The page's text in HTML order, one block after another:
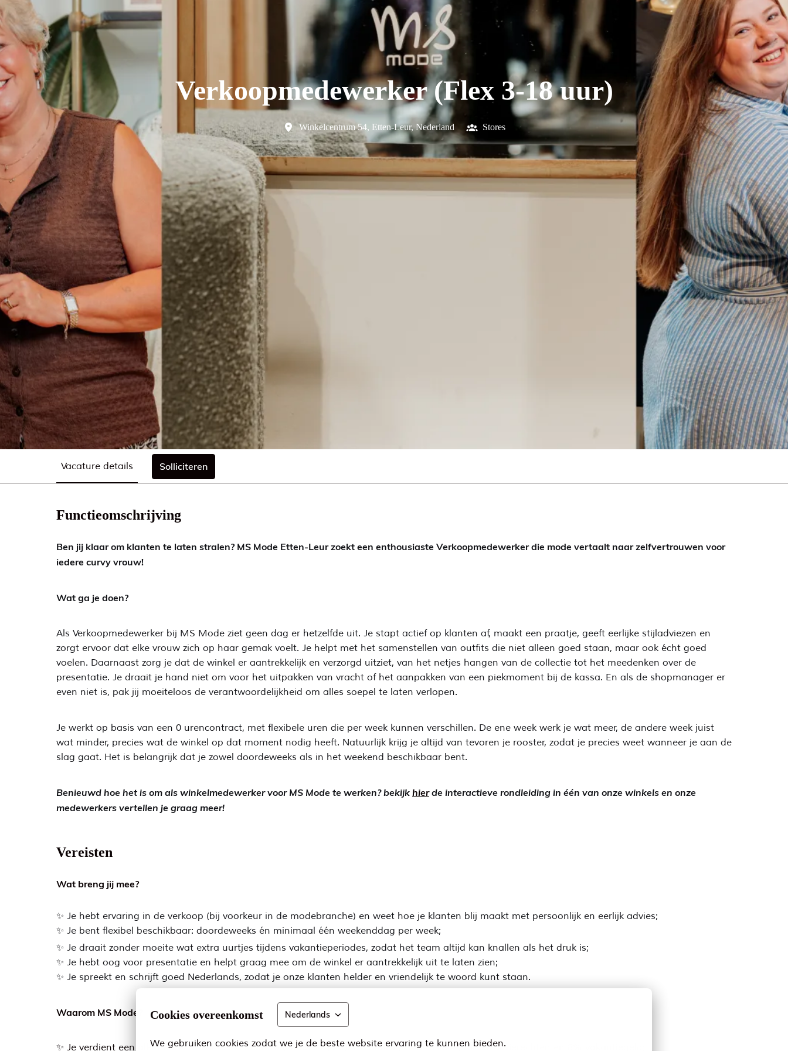
Cookies overeenkomst Nederlands
We gebruiken cookies zodat we je de beste website ervaring te kunnen bieden.
Verkoopmedewerker (Flex 3-18 uur)
Winkelcentrum 54, Etten-Leur, Nederland Stores
Vacature details Solliciteren
Functieomschrijving
Ben jij klaar om klanten te laten stralen? MS Mode Etten-Leur zoekt een enthousiaste Verkoopmedewerker die mode vertaalt naar zelfvertrouwen voor
iedere curvy vrouw!
Wat ga je doen?
Als Verkoopmedewerker bij MS Mode ziet geen dag er hetzelfde uit. Je stapt actief op klanten af, maakt een praatje, geeft eerlijke stijladviezen en
zorgt ervoor dat elke vrouw zich op haar gemak voelt. Je helpt met het samenstellen van outfits die niet alleen goed staan, maar ook écht goed
voelen. Daarnaast zorg je dat de winkel er aantrekkelijk en verzorgd uitziet, van het netjes hangen van de collectie tot het meedenken over de
presentatie. Je draait je hand niet om voor het uitpakken van vracht of het aanpakken van een piekmoment bij de kassa. En als de shopmanager er
even niet is, pak jij moeiteloos de verantwoordelijkheid om alles soepel te laten verlopen.
Je werkt op basis van een 0 urencontract, met flexibele uren die per week kunnen verschillen. De ene week werk je wat meer, de andere week juist
wat minder, precies wat de winkel op dat moment nodig heeft. Natuurlijk krijg je altijd van tevoren je rooster, zodat je precies weet wanneer je aan de
slag gaat. Het is belangrijk dat je zowel doordeweeks als in het weekend beschikbaar bent.
Benieuwd hoe het is om als winkelmedewerker voor MS Mode te werken? bekijk hier de interactieve rondleiding in één van onze winkels en onze
medewerkers vertellen je graag meer!
Vereisten
Wat breng jij mee?
✨ Je hebt ervaring in de verkoop (bij voorkeur in de modebranche) en weet hoe je klanten blij maakt met persoonlijk en eerlijk advies;
✨ Je bent flexibel beschikbaar: doordeweeks én minimaal één weekenddag per week;
✨ Je draait zonder moeite wat extra uurtjes tijdens vakantieperiodes, zodat het team altijd kan knallen als het druk is;
✨ Je hebt oog voor presentatie en helpt graag mee om de winkel er aantrekkelijk uit te laten zien;
✨ Je spreekt en schrijft goed Nederlands, zodat je onze klanten helder en vriendelijk te woord kunt staan.
Waarom MS Mode?
✨ Je verdient een all-in uurloon van € 17,68 bruto (vanaf 21 jaar). Dit bedrag is inclusief 9,3% vakantierechten en 8% vakantiegeld;